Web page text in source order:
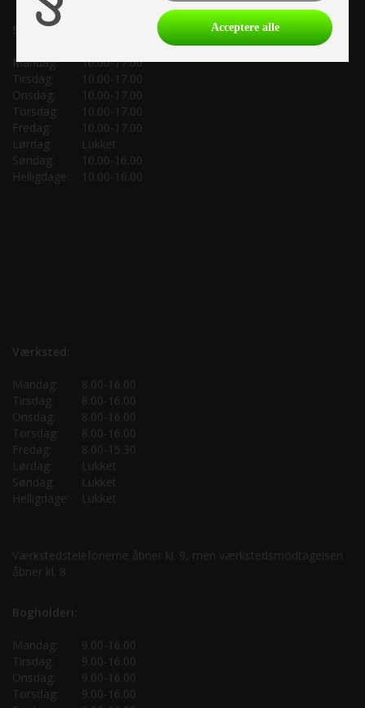
Salgsafdeling:
Mandag:
10.00-17.00
Tirsdag:
10.00-17.00
Onsdag:
10.00-17.00
Torsdag:
10.00-17.00
Fredag:
10.00-17.00
Lørdag:
Lukket
Søndag:
10.00-16.00
Helligdage:
10.00-16.00
Værksted:
Mandag:
8.00-16.00
Tirsdag:
8.00-16.00
Onsdag:
8.00-16.00
Torsdag:
8.00-16.00
Fredag:
8.00-15.30
Lørdag:
Lukket
Søndag:
Lukket
Helligdage:
Lukket
Værkstedstelefonerne åbner kl. 9, men værkstedsmodtagelsen
åbner kl. 8.
Bogholderi:
Mandag:
9.00-16.00
Tirsdag:
9.00-16.00
Onsdag:
9.00-16.00
Torsdag:
9.00-16.00
Acceptere alle